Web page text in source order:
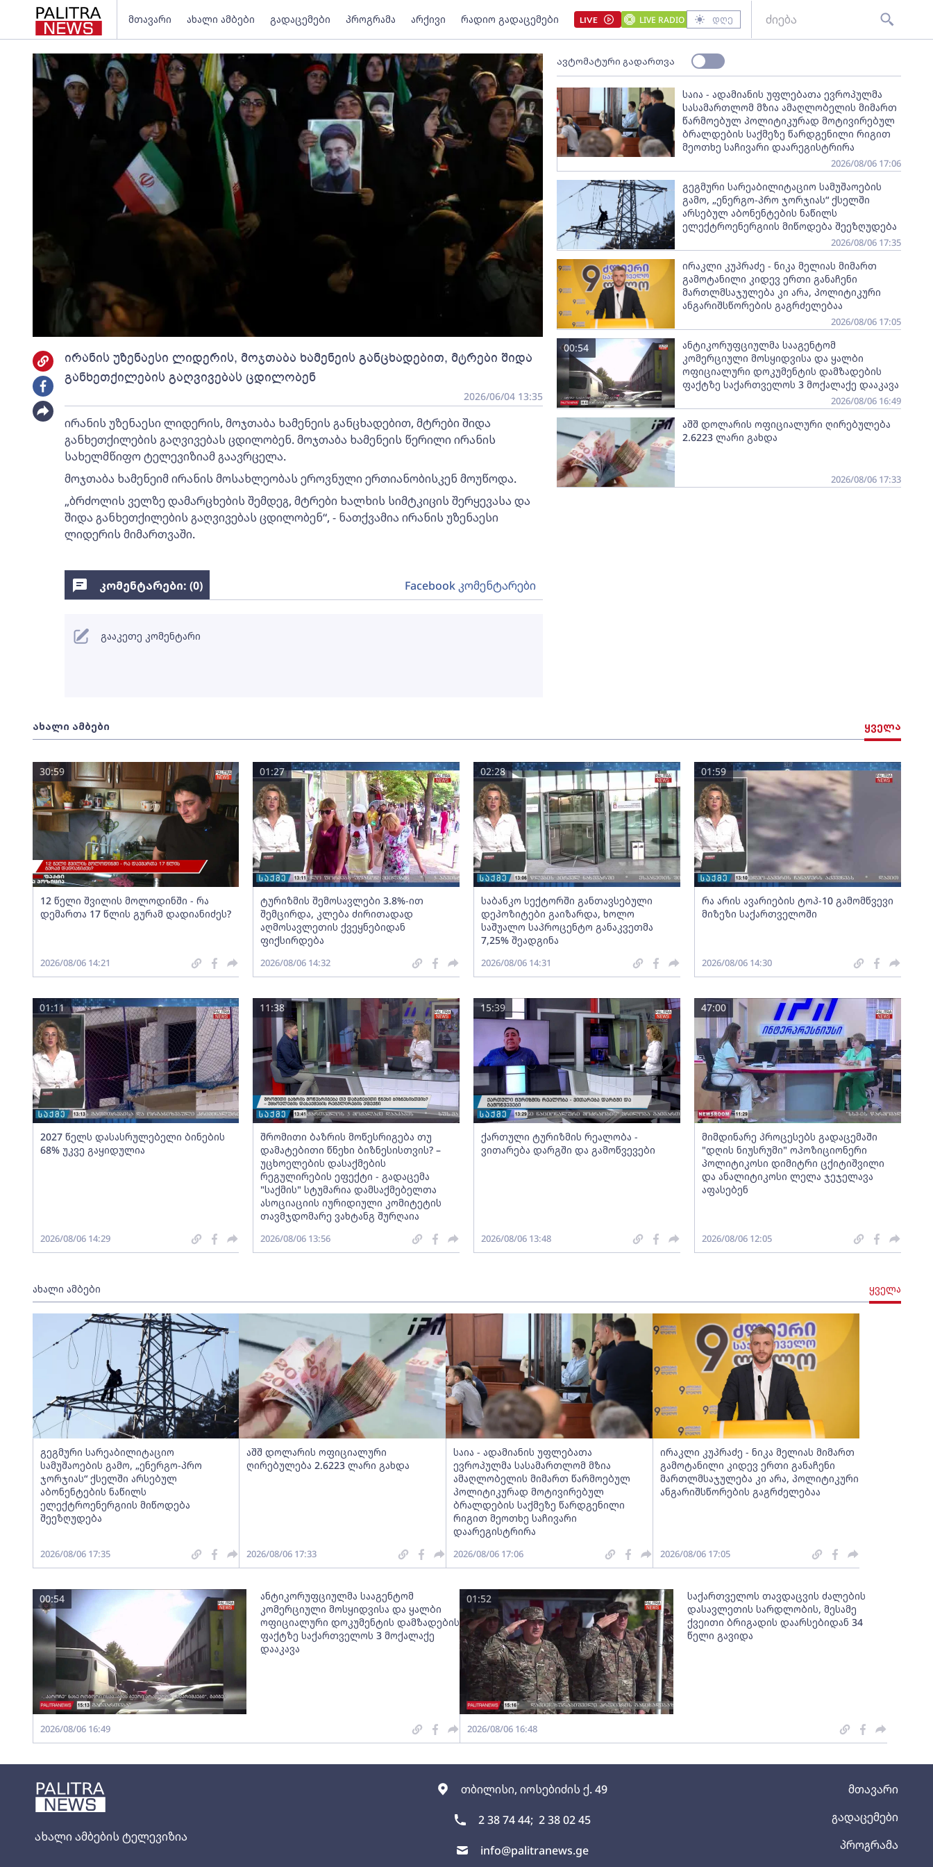
მთავარი ახალი ამბები გადაცემები პროგრამა არქივი რადიო გადაცემები LIVE LIVE RADIO დღე
ახალი ამბების ტელევიზია
თბილისი, იოსებიძის ქ. 49
2 38 74 44; 2 38 02 45
info@palitranews.ge
მთავარი
გადაცემები
პროგრამა
ირანის უზენაესი ლიდერის, მოჯთაბა ხამენეის განცხადებით, მტრები შიდა
განხეთქილების გაღვივებას ცდილობენ
2026/06/04 13:35
ირანის უზენაესი ლიდერის, მოჯთაბა ხამენეის განცხადებით, მტრები შიდა
განხეთქილების გაღვივებას ცდილობენ. მოჯთაბა ხამენეის წერილი ირანის
სახელმწიფო ტელევიზიამ გაავრცელა.
მოჯთაბა ხამენეიმ ირანის მოსახლეობას ეროვნული ერთიანობისკენ მოუწოდა.
„ბრძოლის ველზე დამარცხების შემდეგ, მტრები ხალხის სიმტკიცის შერყევასა და
შიდა განხეთქილების გაღვივებას ცდილობენ“, - ნათქვამია ირანის უზენაესი
ლიდერის მიმართვაში.
ავტომატური გადართვა
საია - ადამიანის უფლებათა ევროპულმა
სასამართლომ მზია ამაღლობელის მიმართ
წარმოებულ პოლიტიკურად მოტივირებულ
ბრალდების საქმეზე წარდგენილი რიგით
მეოთხე საჩივარი დაარეგისტრირა
2026/08/06 17:06
გეგმური სარეაბილიტაციო სამუშაოების
გამო, „ენერგო-პრო ჯორჯიას“ ქსელში
არსებულ აბონენტების ნაწილს
ელექტროენერგიის მიწოდება შეეზღუდება
2026/08/06 17:35
ირაკლი კუპრაძე - ნიკა მელიას მიმართ
გამოტანილი კიდევ ერთი განაჩენი
მართლმსაჯულება კი არა, პოლიტიკური
ანგარიშსწორების გაგრძელებაა
2026/08/06 17:05
ანტიკორუფციულმა სააგენტომ
კომერციული მოსყიდვისა და ყალბი
ოფიციალური დოკუმენტის დამზადების
ფაქტზე საქართველოს 3 მოქალაქე დააკავა
00:54
2026/08/06 16:49
აშშ დოლარის ოფიციალური ღირებულება
2.6223 ლარი გახდა
2026/08/06 17:33
ახალი ამბები ყველა
12 წელი შვილის მოლოდინში - რა
დემართა 17 წლის გურამ დადიანიძეს?
30:59
2026/08/06 14:21
ტურიზმის შემოსავლები 3.8%-ით
შემცირდა, კლება ძირითადად
აღმოსავლეთის ქვეყნებიდან
ფიქსირდება
01:27
2026/08/06 14:32
საბანკო სექტორში განთავსებული
დეპოზიტები გაიზარდა, ხოლო
საშუალო საპროცენტო განაკვეთმა
7,25% შეადგინა
02:28
2026/08/06 14:31
რა არის ავარიების ტოპ-10 გამომწვევი
მიზეზი საქართველოში
01:59
2026/08/06 14:30
2027 წელს დასასრულებელი ბინების
68% უკვე გაყიდულია
01:11
2026/08/06 14:29
შრომითი ბაზრის მოწესრიგება თუ
დამატებითი წნეხი ბიზნესისთვის? –
უცხოელების დასაქმების
რეგულირების ეფექტი - გადაცემა
"საქმის" სტუმარია დამსაქმებელთა
ასოციაციის იურიდიული კომიტეტის
თავმჯდომარე ვახტანგ შურღაია
11:38
2026/08/06 13:56
ქართული ტურიზმის რეალობა -
ვითარება დარგში და გამოწვევები
15:39
2026/08/06 13:48
მიმდინარე პროცესებს გადაცემაში
"დღის ნიუსრუმი" ოპოზიციონერი
პოლიტიკოსი დიმიტრი ცქიტიშვილი
და ანალიტიკოსი ლელა ჯეჯელავა
აფასებენ
47:00
2026/08/06 12:05
ახალი ამბები ყველა
გეგმური სარეაბილიტაციო
სამუშაოების გამო, „ენერგო-პრო
ჯორჯიას“ ქსელში არსებულ
აბონენტების ნაწილს
ელექტროენერგიის მიწოდება
შეეზღუდება
2026/08/06 17:35
აშშ დოლარის ოფიციალური
ღირებულება 2.6223 ლარი გახდა
2026/08/06 17:33
საია - ადამიანის უფლებათა
ევროპულმა სასამართლომ მზია
ამაღლობელის მიმართ წარმოებულ
პოლიტიკურად მოტივირებულ
ბრალდების საქმეზე წარდგენილი
რიგით მეოთხე საჩივარი
დაარეგისტრირა
2026/08/06 17:06
ირაკლი კუპრაძე - ნიკა მელიას მიმართ
გამოტანილი კიდევ ერთი განაჩენი
მართლმსაჯულება კი არა, პოლიტიკური
ანგარიშსწორების გაგრძელებაა
2026/08/06 17:05
ანტიკორუფციულმა სააგენტომ
კომერციული მოსყიდვისა და ყალბი
ოფიციალური დოკუმენტის დამზადების
ფაქტზე საქართველოს 3 მოქალაქე
დააკავა
00:54
2026/08/06 16:49
საქართველოს თავდაცვის ძალების
დასავლეთის სარდლობის, მესამე
ქვეითი ბრიგადის დაარსებიდან 34
წელი გავიდა
01:52
2026/08/06 16:48
კომენტარები: (0) Facebook კომენტარები
გააკეთე კომენტარი